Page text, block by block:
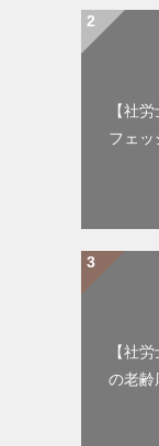
【社
フェッ
【社
の老齢